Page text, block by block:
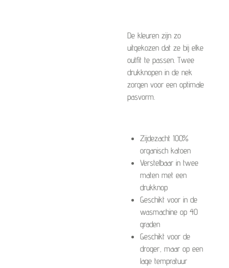
De kleuren zijn zo
uitgekozen dat ze bij elke
outfit te passen. Twee
drukknopen in de nek
zorgen voor een optimale
pasvorm.
Zijdezacht 100%
organisch katoen
Verstelbaar in twee
maten met een
drukknop
Geschikt voor in de
wasmachine op 40
graden
Geschikt voor de
droger, maar op een
lage tempratuur